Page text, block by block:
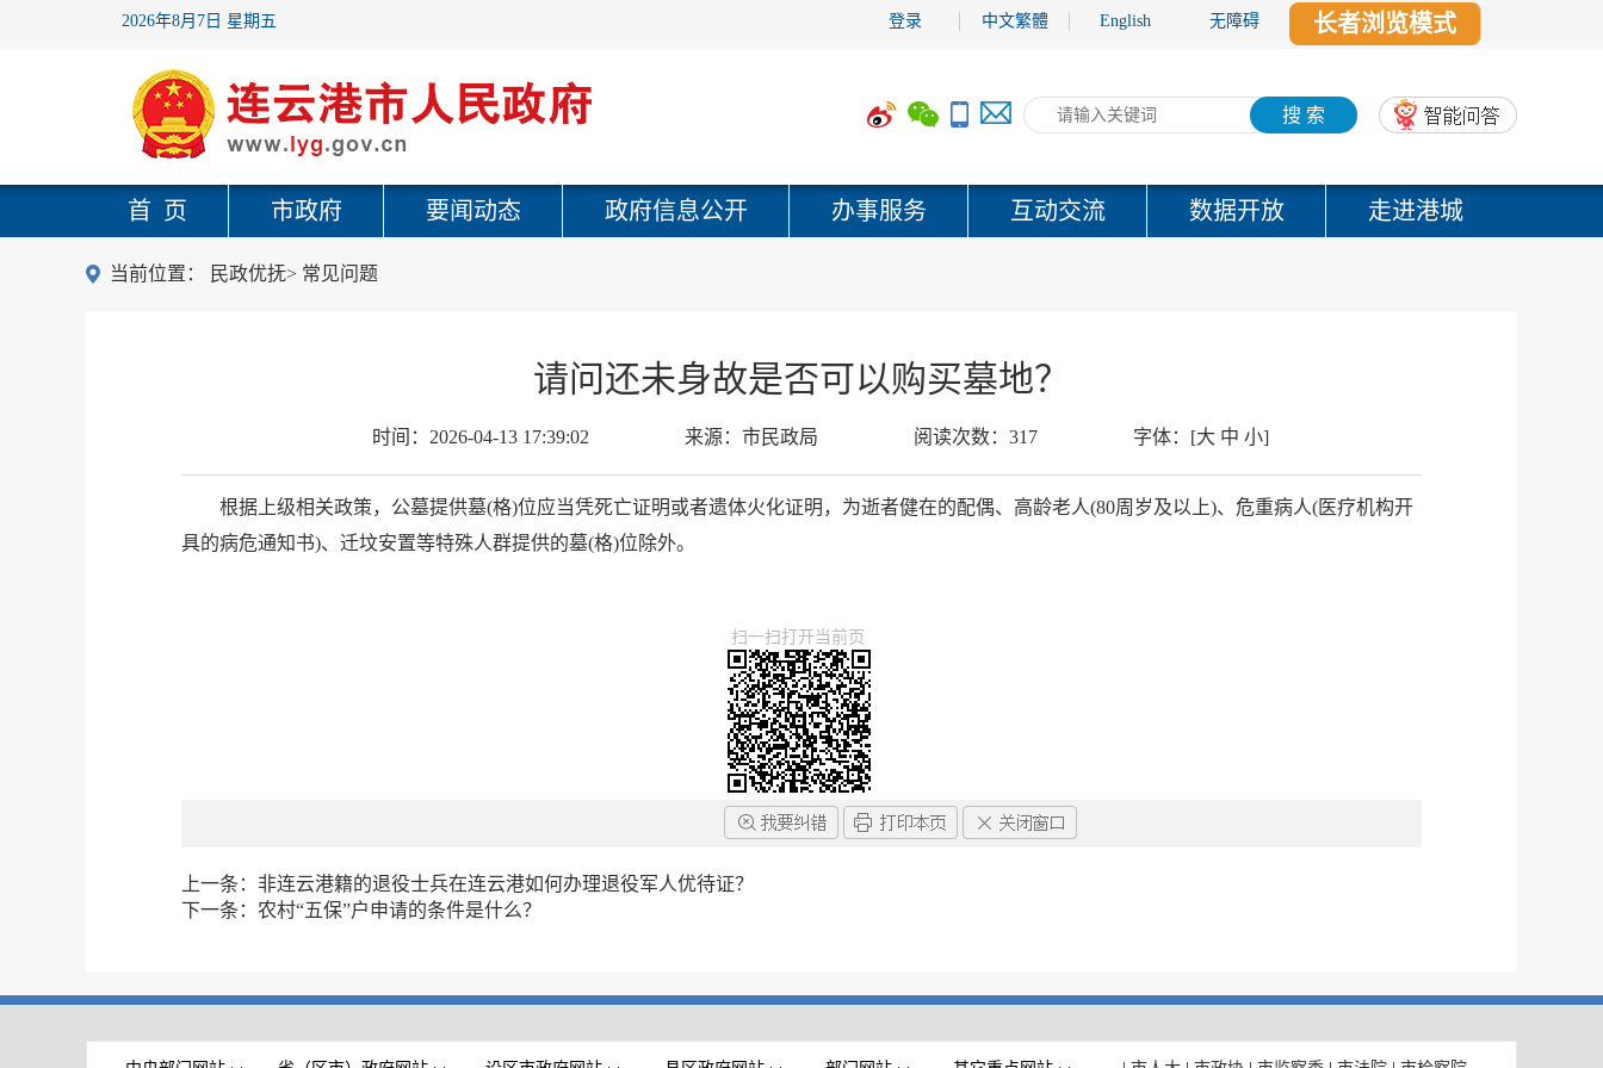
2026年8月7日 星期五 登录 中文繁體 English 无障碍 长者浏览模式
搜 索
首 页 市政府 要闻动态 政府信息公开 办事服务 互动交流 数据开放 走进港城
当前位置： 民政优抚> 常见问题
请问还未身故是否可以购买墓地？
时间： 2026-04-13 17:39:02 来源： 市民政局 阅读次数： 317 字体： [大 中 小]
根据上级相关政策，公墓提供墓(格)位应当凭死亡证明或者遗体火化证明，为逝者健在的配偶、高龄老人(80周岁及以上)、危重病人(医疗机构开
具的病危通知书)、迁坟安置等特殊人群提供的墓(格)位除外。
扫一扫打开当前页
上一条： 非连云港籍的退役士兵在连云港如何办理退役军人优待证？
下一条： 农村“五保”户申请的条件是什么？